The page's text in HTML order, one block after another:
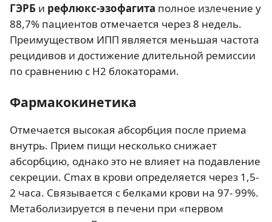
ГЭРБ и рефлюкс-эзофагита полное излечение у
88,7% пациентов отмечается через 8 недель.
Преимуществом ИПП является меньшая частота
рецидивов и достижение длительной ремиссии
по сравнению с Н2 блокаторами.
Фармакокинетика
Отмечается высокая абсорбция после приема
внутрь. Прием пищи несколько снижает
абсорбцию, однако это не влияет на подавление
секреции. Cmax в крови определяется через 1,5-
2 часа. Связывается с белками крови на 97- 99%.
Метаболизируется в печени при «первом